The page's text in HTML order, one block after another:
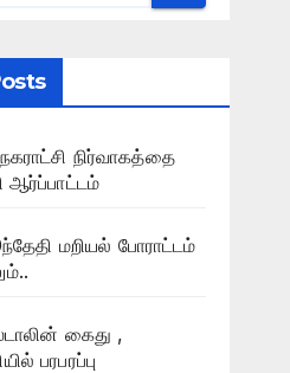
நிர்வாகத்தை
ஆர்ப்பாட்டம்
மறியல் போராட்டம்
கைது ,
பரபரப்பு